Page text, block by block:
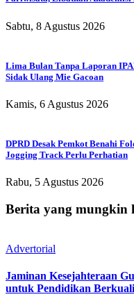
Sabtu, 8 Agustus 2026
Lima Bulan Tanpa Laporan
Sidak Ulang Mie Gacoan
Kamis, 6 Agustus 2026
DPRD Desak Pemkot Benahi
Jogging Track Perlu Perhatian
Rabu, 5 Agustus 2026
Berita yang mungkin
Advertorial
Jaminan Kesejahteraan
untuk Pendidikan